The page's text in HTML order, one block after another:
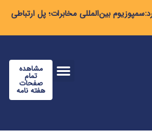
بین‌المللی مخابرات؛ پل ارتباطی
مشاهده
تمام
صفحات
هفته نامه